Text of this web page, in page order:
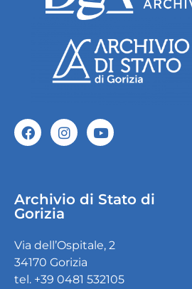
Archivio di Stato di
Gorizia
Via dell’Ospitale, 2
34170 Gorizia
tel. +39 0481 532105